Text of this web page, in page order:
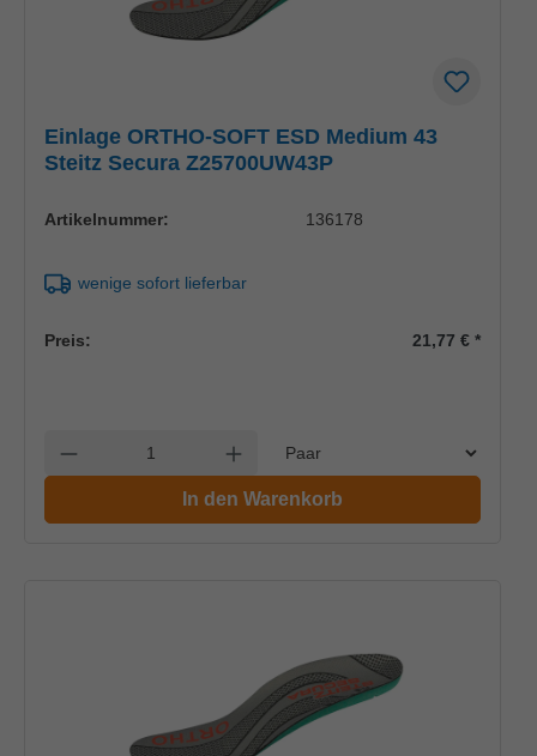
Einlage ORTHO-SOFT ESD Medium 43
Steitz Secura Z25700UW43P
Artikelnummer: 136178
wenige sofort lieferbar
Preis: 21,77 €*
Anzahl verringern Anzahl erhöhen
In den Warenkorb